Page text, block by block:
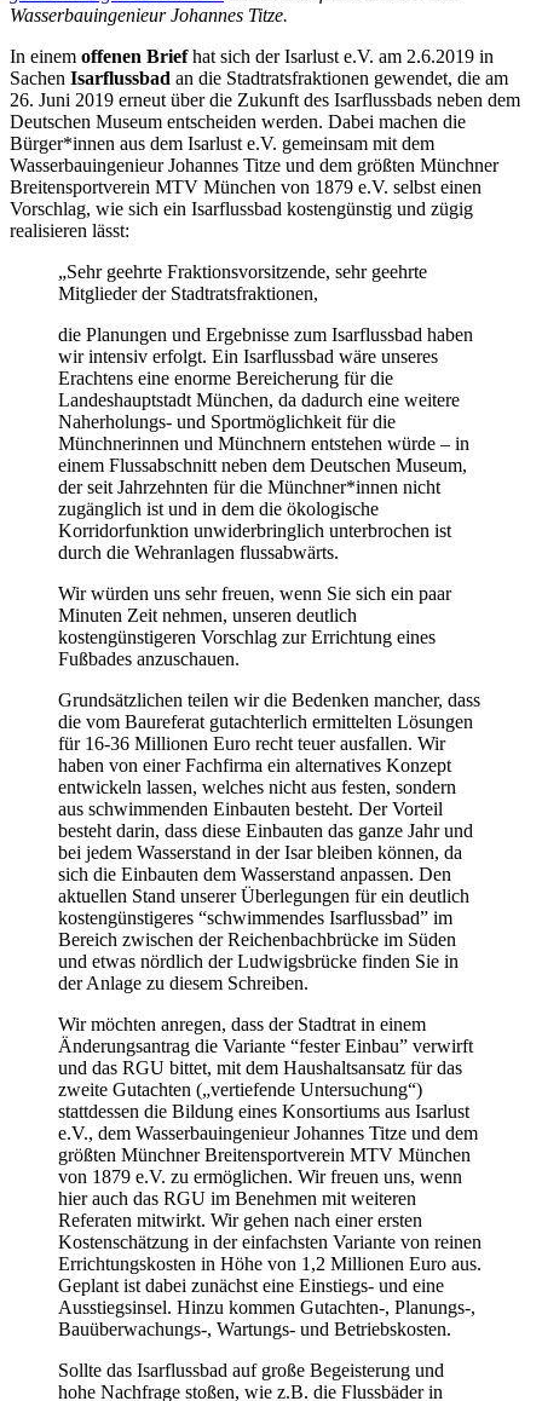
Wasserbauingenieur Johannes Titze.
In einem offenen Briefhat sich der Isarlust e.V. am 2.6.2019 in
Sachen Isarflussbad an die Stadtratsfraktionen gewendet, die am
26. Juni 2019 erneut über die Zukunft des Isarflussbads neben dem
Deutschen Museum entscheiden werden. Dabei machen die
Bürger*innen aus dem Isarlust e.V. gemeinsam mit dem
Wasserbauingenieur Johannes Titze und dem größten Münchner
Breitensportverein MTV München von 1879 e.V. selbst einen
Vorschlag, wie sich ein Isarflussbad kostengünstig und zügig
realisieren lässt:
„Sehr geehrte Fraktionsvorsitzende, sehr geehrte
Mitglieder der Stadtratsfraktionen,
die Planungen und Ergebnisse zum Isarflussbad haben
wir intensiv erfolgt. Ein Isarflussbad wäre unseres
Erachtens eine enorme Bereicherung für die
Landeshauptstadt München, da dadurch eine weitere
Naherholungs- und Sportmöglichkeit für die
Münchnerinnen und Münchnern entstehen würde – in
einem Flussabschnitt neben dem Deutschen Museum,
der seit Jahrzehnten für die Münchner*innen nicht
zugänglich ist und in dem die ökologische
Korridorfunktion unwiderbringlich unterbrochen ist
durch die Wehranlagen flussabwärts.
Wir würden uns sehr freuen, wenn Sie sich ein paar
Minuten Zeit nehmen, unseren deutlich
kostengünstigeren Vorschlag zur Errichtung eines
Fußbades anzuschauen.
Grundsätzlichen teilen wir die Bedenken mancher, dass
die vom Baureferat gutachterlich ermittelten Lösungen
für 16-36 Millionen Euro recht teuer ausfallen. Wir
haben von einer Fachfirma ein alternatives Konzept
entwickeln lassen, welches nicht aus festen, sondern
aus schwimmenden Einbauten besteht. Der Vorteil
besteht darin, dass diese Einbauten das ganze Jahr und
bei jedem Wasserstand in der Isar bleiben können, da
sich die Einbauten dem Wasserstand anpassen. Den
aktuellen Stand unserer Überlegungen für ein deutlich
kostengünstigeres “schwimmendes Isarflussbad” im
Bereich zwischen der Reichenbachbrücke im Süden
und etwas nördlich der Ludwigsbrücke finden Sie in
der Anlage zu diesem Schreiben.
Wir möchten anregen, dass der Stadtrat in einem
Änderungsantrag die Variante “fester Einbau” verwirft
und das RGU bittet, mit dem Haushaltsansatz für das
zweite Gutachten („vertiefende Untersuchung“)
stattdessen die Bildung eines Konsortiums aus Isarlust
e.V., dem Wasserbauingenieur Johannes Titze und dem
größten Münchner Breitensportverein MTV München
von 1879 e.V. zu ermöglichen. Wir freuen uns, wenn
hier auch das RGU im Benehmen mit weiteren
Referaten mitwirkt. Wir gehen nach einer ersten
Kostenschätzung in der einfachsten Variante von reinen
Errichtungskosten in Höhe von 1,2 Millionen Euro aus.
Geplant ist dabei zunächst eine Einstiegs- und eine
Ausstiegsinsel. Hinzu kommen Gutachten-, Planungs-,
Bauüberwachungs-, Wartungs- und Betriebskosten.
Sollte das Isarflussbad auf große Begeisterung und
hohe Nachfrage stoßen, wie z.B. die Flussbäder in